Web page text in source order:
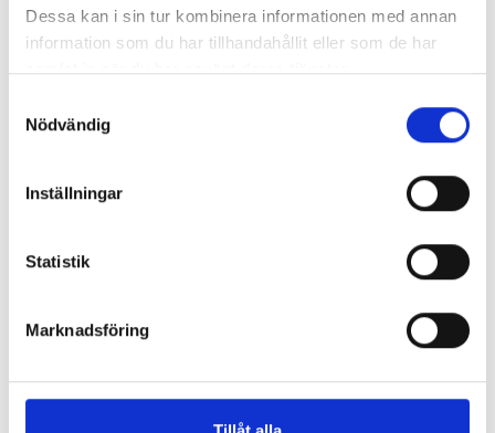
Dessa kan i sin tur kombinera informationen med annan
information som du har tillhandahållit eller som de har
samlat in när du har använt deras tjänster.
Nödvändig
Inställningar
Statistik
Marknadsföring
Så mycket tjänar dagspresscheferna
REPORTAGE